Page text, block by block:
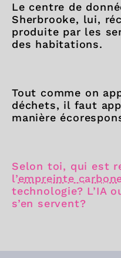
Le centre de
Sherbrooke, lui,
produite par les
des habitations.
Tout comme on
déchets, il faut
manière
Selon toi, qui est
l’empreinte
technologie? L’IA
s’en servent?